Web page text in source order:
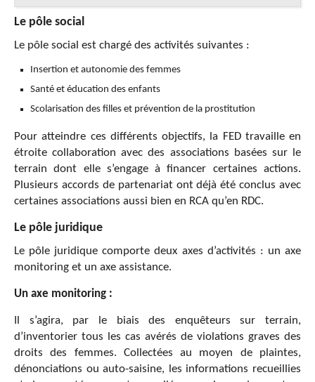
Le pôle social
Le pôle social est chargé des activités suivantes :
Insertion et autonomie des femmes
Santé et éducation des enfants
Scolarisation des filles et prévention de la prostitution
Pour atteindre ces différents objectifs, la FED travaille en
étroite collaboration avec des associations basées sur le
terrain dont elle s’engage à financer certaines actions.
Plusieurs accords de partenariat ont déjà été conclus avec
certaines associations aussi bien en RCA qu’en RDC.
Le pôle juridique
Le pôle juridique comporte deux axes d’activités : un axe
monitoring et un axe assistance.
Un axe monitoring :
Il s’agira, par le biais des enquêteurs sur terrain,
d’inventorier tous les cas avérés de violations graves des
droits des femmes. Collectées au moyen de plaintes,
dénonciations ou auto-saisine, les informations recueillies